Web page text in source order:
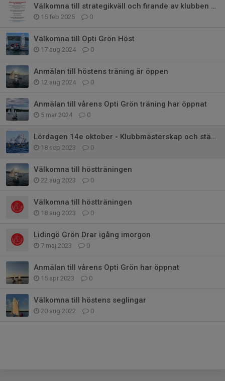
Välkomna till strategikväll och firande av klubben 35 år den 17/3
15 feb 2025 0
Välkomna till Opti Grön Höst
17 aug 2024 0
Anmälan till höstens träning är öppen
12 aug 2024 0
Anmälan till vårens Opti Grön träning har öppnat
5 mar 2024 0
Lördagen 14e oktober - Klubbmästerskap och städdag
18 sep 2023 0
Välkomna till höstträningen
22 aug 2023 0
Välkomna till höstträningen
18 aug 2023 0
Lidingö Grön Drar igång imorgon
7 maj 2023 0
Anmälan till vårens Opti Grön har öppnat
15 apr 2023 0
Välkomna till höstens seglingar
20 aug 2022 0